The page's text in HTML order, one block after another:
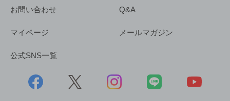
お問い合わせ Q&A
マイページ メールマガジン
公式SNS一覧